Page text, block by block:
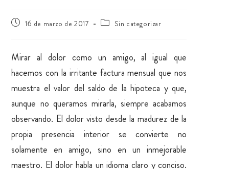
16 de marzo de 2017 Sin categorizar
Mirar al dolor como un amigo, al igual que
hacemos con la irritante factura mensual que nos
muestra el valor del saldo de la hipoteca y que,
aunque no queramos mirarla, siempre acabamos
observando. El dolor visto desde la madurez de la
propia presencia interior se convierte no
solamente en amigo, sino en un inmejorable
maestro. El dolor habla un idioma claro y conciso.